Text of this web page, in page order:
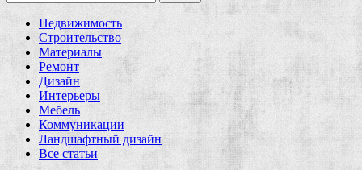
Недвижимость
Строительство
Материалы
Ремонт
Дизайн
Интерьеры
Мебель
Коммуникации
Ландшафтный дизайн
Все статьи